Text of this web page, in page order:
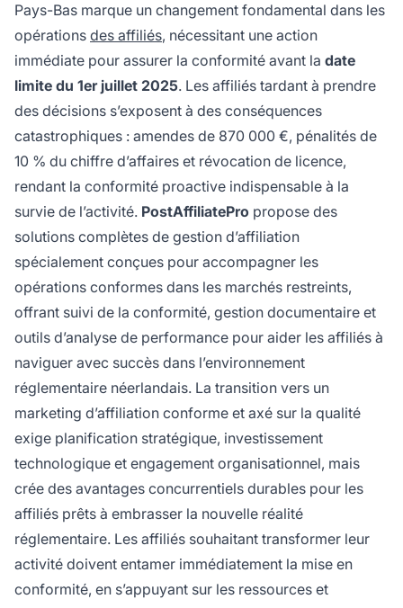
Pays-Bas marque un changement fondamental dans les
opérations des affiliés, nécessitant une action
immédiate pour assurer la conformité avant la date
limite du 1er juillet 2025. Les affiliés tardant à prendre
des décisions s’exposent à des conséquences
catastrophiques : amendes de 870 000 €, pénalités de
10 % du chiffre d’affaires et révocation de licence,
rendant la conformité proactive indispensable à la
survie de l’activité. PostAffiliatePro propose des
solutions complètes de gestion d’affiliation
spécialement conçues pour accompagner les
opérations conformes dans les marchés restreints,
offrant suivi de la conformité, gestion documentaire et
outils d’analyse de performance pour aider les affiliés à
naviguer avec succès dans l’environnement
réglementaire néerlandais. La transition vers un
marketing d’affiliation conforme et axé sur la qualité
exige planification stratégique, investissement
technologique et engagement organisationnel, mais
crée des avantages concurrentiels durables pour les
affiliés prêts à embrasser la nouvelle réalité
réglementaire. Les affiliés souhaitant transformer leur
activité doivent entamer immédiatement la mise en
conformité, en s’appuyant sur les ressources et